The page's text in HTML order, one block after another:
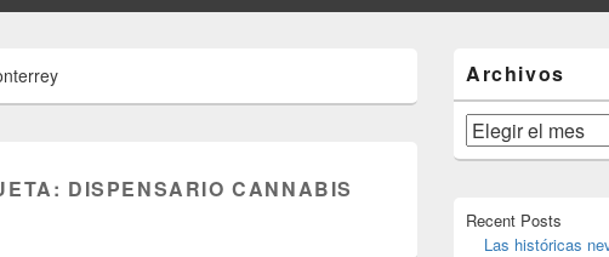
DISPENSARIO CANNABIS
área
de
widget
barra
lateral
Archivos
Archivos
Recent Posts
Las históricas